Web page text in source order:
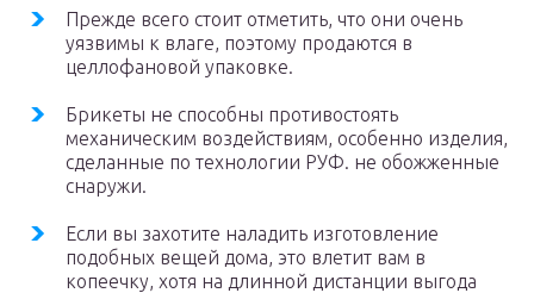
Прежде всего стоит отметить, что они очень
уязвимы к влаге, поэтому продаются в
целлофановой упаковке.
Брикеты не способны противостоять
механическим воздействиям, особенно изделия,
сделанные по технологии РУФ. не обожженные
снаружи.
Если вы захотите наладить изготовление
подобных вещей дома, это влетит вам в
копеечку, хотя на длинной дистанции выгода